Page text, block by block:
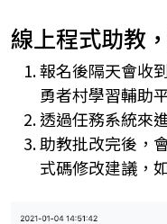
線上程式助教
報名後隔天會收
勇者村學習輔助
透過任務系統來
助教批改完後，
式碼修改建議，